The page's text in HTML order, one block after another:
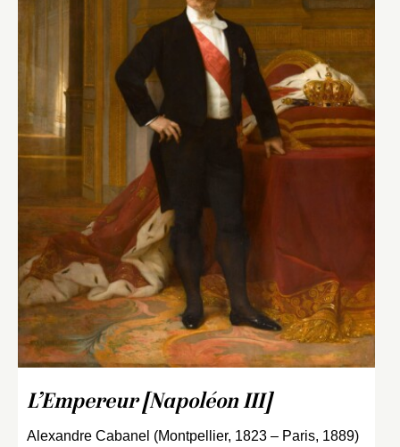
L’Empereur [Napoléon III]
Alexandre Cabanel (Montpellier, 1823 – Paris, 1889)